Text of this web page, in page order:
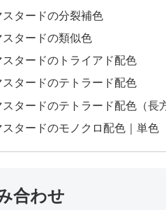
スタードの分裂補色
スタードの類似色
スタードのトライアド配色
スタードのテトラード配色
スタードのテトラード配色（長
スタードのモノクロ配色｜単色
合わせ